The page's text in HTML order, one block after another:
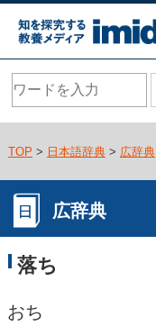
TOP > 日本語辞典> 広辞典
広辞典
落ち
おち